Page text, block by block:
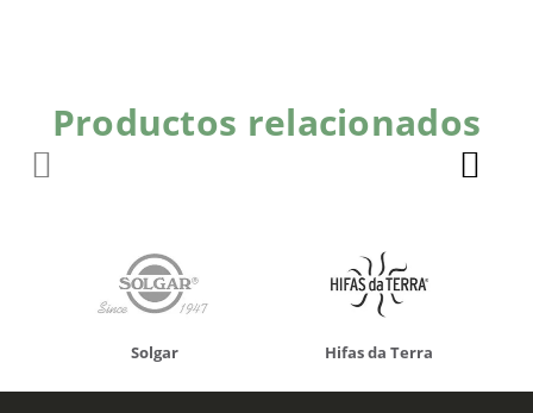
Productos relacionados
Solgar Hifas da Terra